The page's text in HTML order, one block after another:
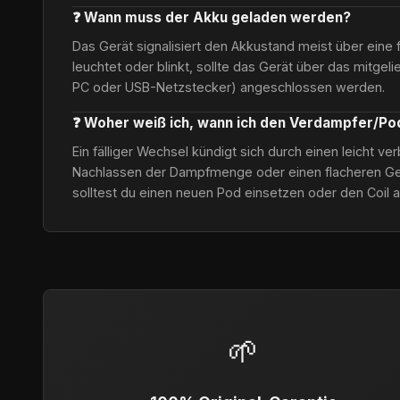
❓ Wann muss der Akku geladen werden?
Das Gerät signalisiert den Akkustand meist über eine
leuchtet oder blinkt, sollte das Gerät über das
PC oder USB-Netzstecker) angeschlossen werden.
❓ Woher weiß ich, wann ich den Verdampfer/
Ein fälliger Wechsel kündigt sich durch einen leicht
Nachlassen der Dampfmenge oder einen flacheren
solltest du einen neuen Pod einsetzen oder den Coil
🌱